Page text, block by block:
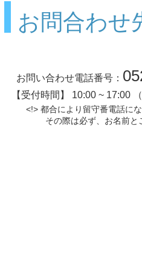
お問合わせ
お問い合わせ電話番号：
【受付時間】 10:00 ~ 17:00
<!> 都合により留守番電話にな
その際は必ず、お名前とご